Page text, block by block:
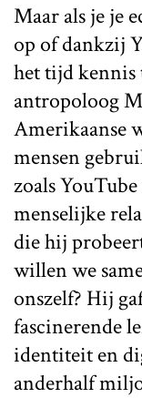
Maar als je je
op of dankzij
het tijd kennis
antropoloog
Amerikaanse
mensen
zoals
menselijke
die hij
willen we
onszelf? Hij
fascinerende
identiteit en
anderhalf